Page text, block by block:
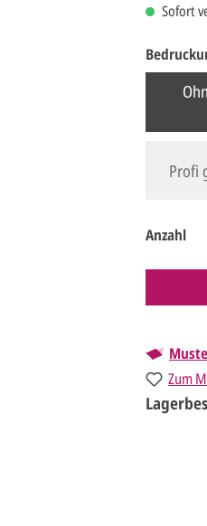
Sofort
Profi
Anzahl
Zum